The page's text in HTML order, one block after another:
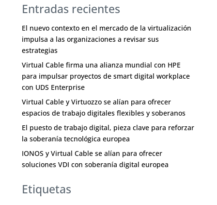
Entradas recientes
El nuevo contexto en el mercado de la virtualización
impulsa a las organizaciones a revisar sus
estrategias
Virtual Cable firma una alianza mundial con HPE
para impulsar proyectos de smart digital workplace
con UDS Enterprise
Virtual Cable y Virtuozzo se alían para ofrecer
espacios de trabajo digitales flexibles y soberanos
El puesto de trabajo digital, pieza clave para reforzar
la soberanía tecnológica europea
IONOS y Virtual Cable se alían para ofrecer
soluciones VDI con soberanía digital europea
Etiquetas